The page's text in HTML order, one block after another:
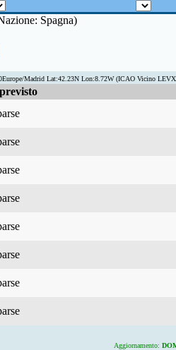
Spagna)
Madrid Lat:42.23N Lon:8.72W (ICAO Vicino
Aggiornamento: